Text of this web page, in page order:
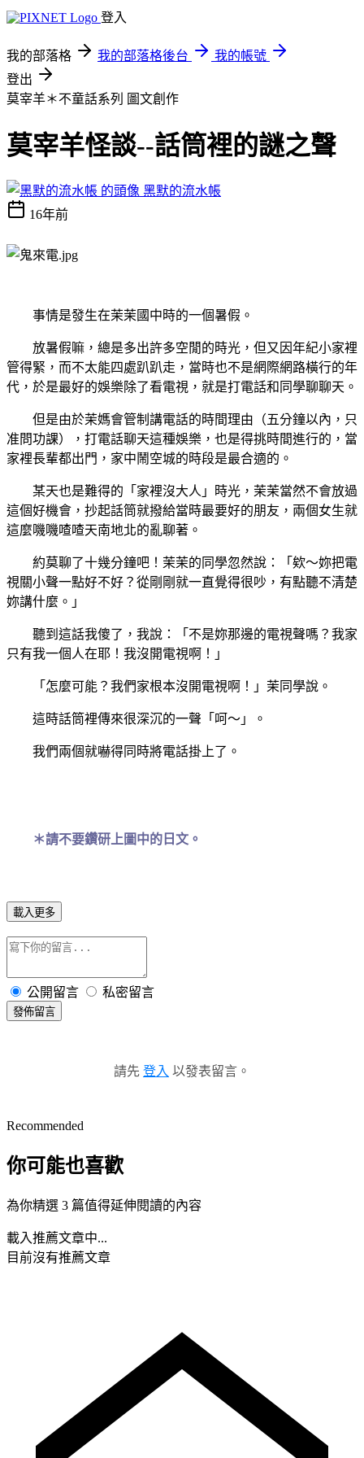
登入
我的部落格 我的部落格後台
我的帳號
登出
莫宰羊＊不童話系列
圖文創作
莫宰羊怪談--話筒裡的謎之聲
黑默的流水帳
16年前
事情是發生在茉茉國中時的一個暑假。
放暑假嘛，總是多出許多空閒的時光，但又因年紀小家裡
管得緊，而不太能四處趴趴走，當時也不是網際網路橫行的年
代，於是最好的娛樂除了看電視，就是打電話和同學聊聊天。
但是由於茉媽會管制講電話的時間理由（五分鐘以內，只
准問功課），打電話聊天這種娛樂，也是得挑時間進行的，當
家裡長輩都出門，家中鬧空城的時段是最合適的。
某天也是難得的「家裡沒大人」時光，茉茉當然不會放過
這個好機會，抄起話筒就撥給當時最要好的朋友，兩個女生就
這麼嘰嘰喳喳天南地北的亂聊著。
約莫聊了十幾分鐘吧！茉茉的同學忽然說：「欸～妳把電
視關小聲一點好不好？從剛剛就一直覺得很吵，有點聽不清楚
妳講什麼。 」
聽到這話我傻了，我說：「不是妳那邊的電視聲嗎？我家
只有我一個人在耶！我沒開電視啊！」
「怎麼可能？我們家根本沒開電視啊！」茉同學說。
這時話筒裡傳來很深沉的一聲「呵～」。
我們兩個就嚇得同時將電話掛上了。
＊請不要鑽研上圖中的日文。
載入更多
公開留言 私密留言
發佈留言
請先 登入 以發表留言。
Recommended
你可能也喜歡
為你精選 3 篇值得延伸閱讀的內容
載入推薦文章中...
目前沒有推薦文章